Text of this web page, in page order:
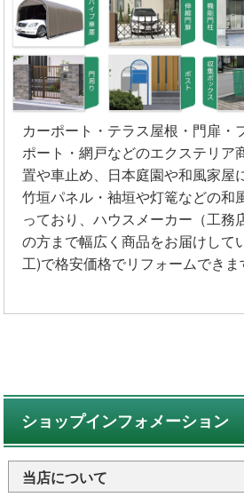
カーポート・テラス屋根・門扉・
ポート・網戸などのエクステリア
置や車止め、日本庭園や和風家屋
竹垣パネル・袖垣や灯篭などの和
っており、ハウスメーカー（工務
の方まで幅広く商品をお届けして
工)で格安価格でリフォームできま
ショップインフォメーション
当店について